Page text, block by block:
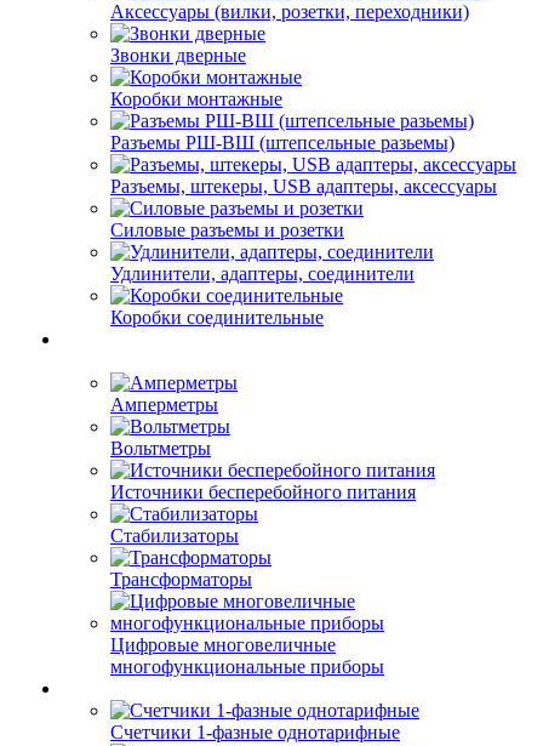
Аксессуары (вилки, розетки, переходники)
Звонки дверные
Коробки монтажные
Разъемы РШ-ВШ (штепсельные разьемы)
Разъемы, штекеры, USB адаптеры, аксессуары
Силовые разъемы и розетки
Удлинители, адаптеры, соединители
Коробки соединительные
Амперметры
Вольтметры
Источники бесперебойного питания
Стабилизаторы
Трансформаторы
Цифровые многовеличные
многофункциональные приборы
Счетчики 1-фазные однотарифные